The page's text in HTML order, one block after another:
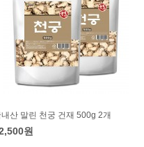
내산 말린 천궁 건재 500g 2개
원